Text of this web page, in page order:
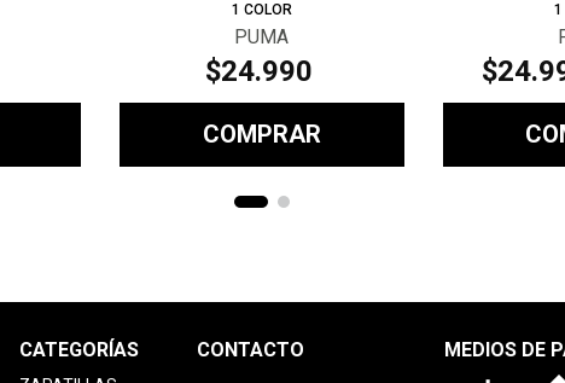
1 COLOR
PUMA
$24.990
COMPRAR
1
$24.
CATEGORÍAS CONTACTO MEDIOS DE